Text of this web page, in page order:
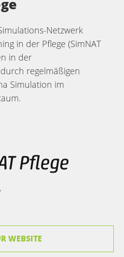
Netzwerk
in der Pflege (SimNAT
in der
regelmäßigen
Simulation im
WEBSITE